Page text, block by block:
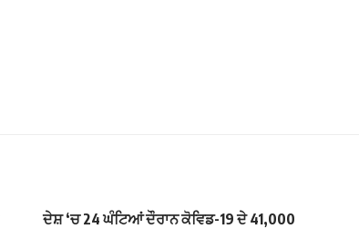
ਦੇਸ਼ ‘ਚ 24 ਘੰਟਿਆਂ ਦੌਰਾਨ ਕੋਵਿਡ-19 ਦੇ 41,000